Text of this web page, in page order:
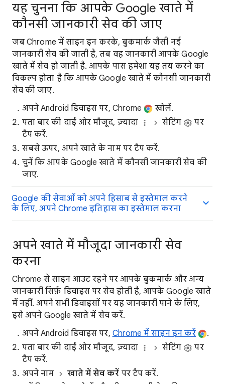
यह चुनना कि आपके Google खाते में
कौनसी जानकारी सेव की जाए
जब Chrome में साइन इन करके, बुकमार्क जैसी नई
जानकारी सेव की जाती है, तब वह जानकारी आपके Google
खाते में सेव हो जाती है. आपके पास हमेशा यह तय करने का
विकल्प होता है कि आपके Google खाते में कौनसी जानकारी
सेव की जाए.
अपने Android डिवाइस पर, Chrome
खोलें.
पता बार की दाईं ओर मौजूद, ज़्यादा
सेटिंग
पर
टैप करें.
सबसे ऊपर, अपने खाते के नाम पर टैप करें.
चुनें कि आपके Google खाते में कौनसी जानकारी सेव की
जाए.
Google की सेवाओं को अपने हिसाब से इस्तेमाल करने
के लिए, अपने Chrome इतिहास का इस्तेमाल करना
अपने खाते में मौजूदा जानकारी सेव
करना
Chrome से साइन आउट रहने पर आपके बुकमार्क और अन्य
जानकारी सिर्फ़ डिवाइस पर सेव होती है, आपके Google खाते
में नहीं. अपने सभी डिवाइसों पर यह जानकारी पाने के लिए,
इसे अपने Google खाते में सेव करें.
अपने Android डिवाइस पर, Chrome में साइन इन करें
.
पता बार की दाईं ओर मौजूद, ज़्यादा
सेटिंग
पर
टैप करें.
अपने नाम
खाते में सेव करें पर टैप करें.